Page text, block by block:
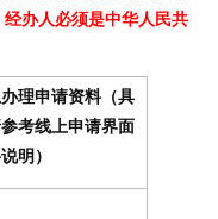
经办人必须是中华人民共
理申请资料（具
考线上申请界面
明）